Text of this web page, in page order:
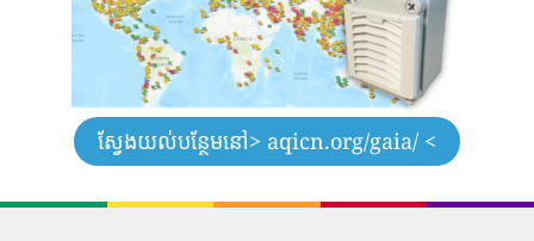
ស្វែងយល់បន្ថែមនៅ> aqicn.org/gaia/ <